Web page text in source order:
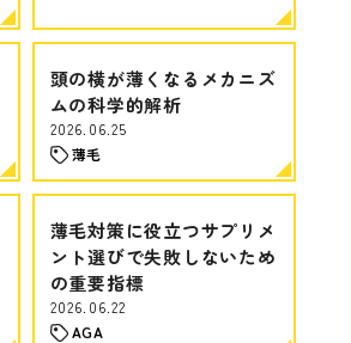
頭の横が薄くなるメカニズ
ムの科学的解析
2026.06.25
薄毛
薄毛対策に役立つサプリメ
ント選びで失敗しないため
の重要指標
2026.06.22
AGA